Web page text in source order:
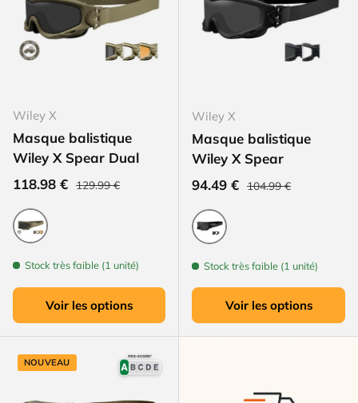
Wiley X
Masque balistique
Wiley X Spear Dual
Prix soldé
118.98 € Prix habituel
129.99 €
Coyote
Stock très faible (1 unité)
Voir les options
Wiley X
Masque balistique
Wiley X Spear
Prix soldé
94.49 € Prix habituel
104.99 €
Noir
Stock très faible (1 unité)
Voir les options
NOUVEAU